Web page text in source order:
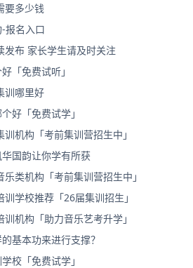
要多少钱
报名入口
发布 家长学生请及时关注
「免费试听」
训哪里好
好「免费试学」
机构「考前集训营招生中」
国韵让你学有所获
类机构「考前集训营招生中」
学校推荐「26届集训招生」
机构「助力音乐艺考升学」
基本功来进行支撑？
校「免费试学」